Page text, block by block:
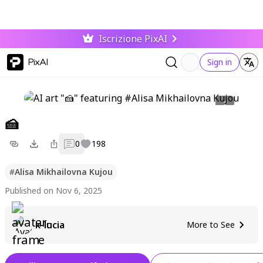
Iscrizione PixAI
PixAI Sign in
🍰
0 198
#Alisa Mikhailovna Kujou
Published on Nov 6, 2025
k-lucia More to See